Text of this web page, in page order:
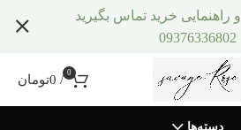
0
/
0تومان
دسته‌ها
راهنمایی خرید تماس بگیرید
09376336802